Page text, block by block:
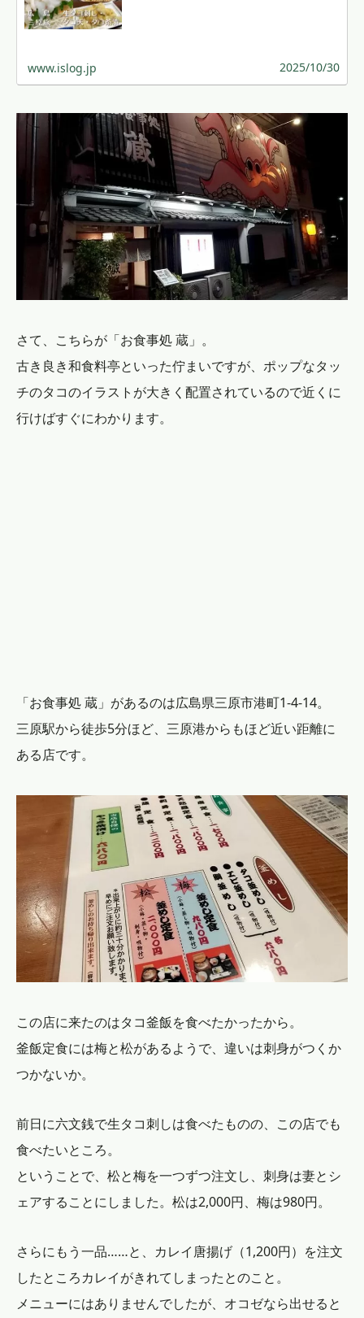
www.islog.jp 2025/10/30
さて、こちらが「お食事処 蔵」。
古き良き和食料亭といった佇まいですが、ポップなタッ
チのタコのイラストが大きく配置されているので近くに
行けばすぐにわかります。
「お食事処 蔵」があるのは広島県三原市港町1-4-14。
三原駅から徒歩5分ほど、三原港からもほど近い距離に
ある店です。
この店に来たのはタコ釜飯を食べたかったから。
釜飯定食には梅と松があるようで、違いは刺身がつくか
つかないか。
前日に六文銭で生タコ刺しは食べたものの、この店でも
食べたいところ。
ということで、松と梅を一つずつ注文し、刺身は妻とシ
ェアすることにしました。松は2,000円、梅は980円。
さらにもう一品……と、カレイ唐揚げ（1,200円）を注文
したところカレイがきれてしまったとのこと。
メニューにはありませんでしたが、オコゼなら出せると